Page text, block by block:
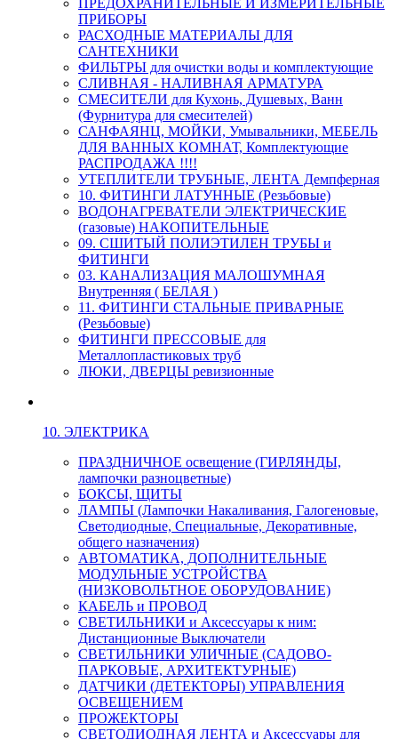
ПРЕДОХРАНИТЕЛЬНЫЕ И ИЗМЕРИТЕЛЬНЫЕ
ПРИБОРЫ
РАСХОДНЫЕ МАТЕРИАЛЫ ДЛЯ
САНТЕХНИКИ
ФИЛЬТРЫ для очистки воды и комплектующие
СЛИВНАЯ - НАЛИВНАЯ АРМАТУРА
СМЕСИТЕЛИ для Кухонь, Душевых, Ванн
(Фурнитура для смесителей)
САНФАЯНЦ, МОЙКИ, Умывальники, МЕБЕЛЬ
ДЛЯ ВАННЫХ КОМНАТ, Комплектующие
РАСПРОДАЖА !!!!
УТЕПЛИТЕЛИ ТРУБНЫЕ, ЛЕНТА Демпферная
10. ФИТИНГИ ЛАТУННЫЕ (Резьбовые)
ВОДОНАГРЕВАТЕЛИ ЭЛЕКТРИЧЕСКИЕ
(газовые) НАКОПИТЕЛЬНЫЕ
09. СШИТЫЙ ПОЛИЭТИЛЕН ТРУБЫ и
ФИТИНГИ
03. КАНАЛИЗАЦИЯ МАЛОШУМНАЯ
Внутренняя ( БЕЛАЯ )
11. ФИТИНГИ СТАЛЬНЫЕ ПРИВАРНЫЕ
(Резьбовые)
ФИТИНГИ ПРЕССОВЫЕ для
Металлопластиковых труб
ЛЮКИ, ДВЕРЦЫ ревизионные
10. ЭЛЕКТРИКА
ПРАЗДНИЧНОЕ освещение (ГИРЛЯНДЫ,
лампочки разноцветные)
БОКСЫ, ЩИТЫ
ЛАМПЫ (Лампочки Накаливания, Галогеновые,
Светодиодные, Специальные, Декоративные,
общего назначения)
АВТОМАТИКА, ДОПОЛНИТЕЛЬНЫЕ
МОДУЛЬНЫЕ УСТРОЙСТВА
(НИЗКОВОЛЬТНОЕ ОБОРУДОВАНИЕ)
КАБЕЛЬ и ПРОВОД
СВЕТИЛЬНИКИ и Аксессуары к ним:
Дистанционные Выключатели
СВЕТИЛЬНИКИ УЛИЧНЫЕ (САДОВО-
ПАРКОВЫЕ, АРХИТЕКТУРНЫЕ)
ДАТЧИКИ (ДЕТЕКТОРЫ) УПРАВЛЕНИЯ
ОСВЕЩЕНИЕМ
ПРОЖЕКТОРЫ
СВЕТОДИОДНАЯ ЛЕНТА и Аксессуары для